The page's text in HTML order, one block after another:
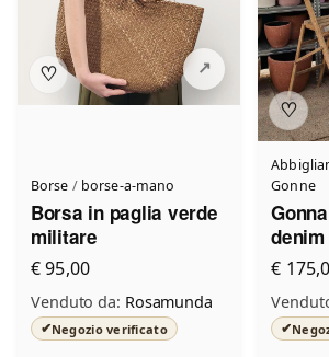
♡
Borse / borse-a-mano
Borsa in paglia verde
militare
€ 95,00
Venduto da: Rosamunda
✔Negozio verificato
♡
Gonne
€
✔